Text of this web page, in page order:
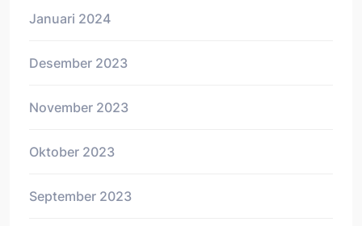
Januari 2024
Desember 2023
November 2023
Oktober 2023
September 2023